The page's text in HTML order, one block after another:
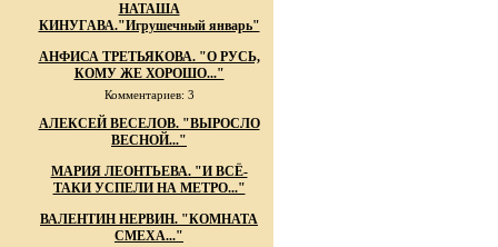
НАТАША
КИНУГАВА."Игрушечный январь"
АНФИСА ТРЕТЬЯКОВА. "О РУСЬ,
КОМУ ЖЕ ХОРОШО..."
Комментариев: 3
АЛЕКСЕЙ ВЕСЕЛОВ. "ВЫРОСЛО
ВЕСНОЙ..."
МАРИЯ ЛЕОНТЬЕВА. "И ВСЁ-
ТАКИ УСПЕЛИ НА МЕТРО..."
ВАЛЕНТИН НЕРВИН. "КОМНАТА
СМЕХА..."